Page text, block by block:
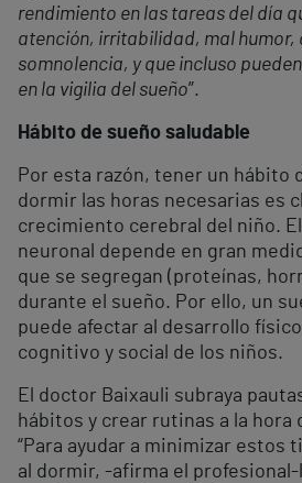
rendimiento en las tareas del día
atención, irritabilidad, mal humor,
somnolencia, y que incluso
en la vigilia del sueño”.
Hábito de sueño saludable
Por esta razón, tener un hábito
dormir las horas necesarias es
crecimiento cerebral del niño.
neuronal depende en gran
que se segregan (proteínas,
durante el sueño. Por ello, un
puede afectar al desarrollo
cognitivo y social de los niños.
El doctor Baixauli subraya
hábitos y crear rutinas a la hora
“Para ayudar a minimizar estos
al dormir, -afirma el